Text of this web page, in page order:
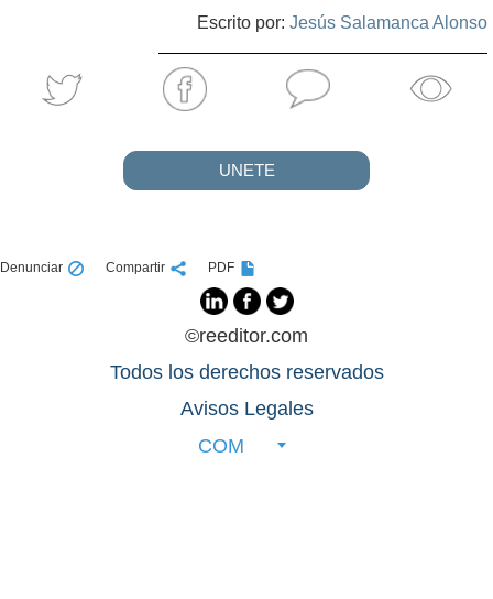
Escrito por: Jesús Salamanca Alonso
UNETE
Denunciar Compartir PDF
©reeditor.com
Todos los derechos reservados
Avisos Legales